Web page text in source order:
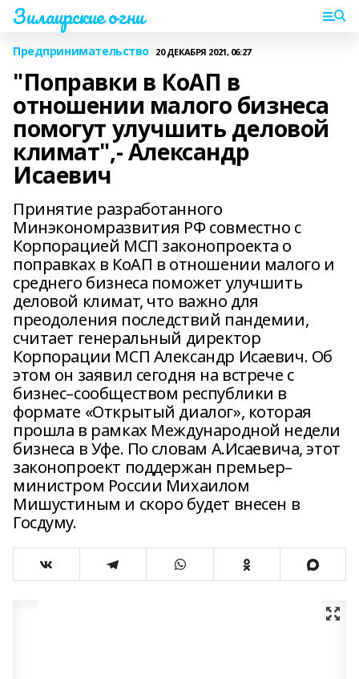
Зилаирские огни
Предпринимательство 20 ДЕКАБРЯ 2021, 06:27
"Поправки в КоАП в
отношении малого бизнеса
помогут улучшить деловой
климат",- Александр
Исаевич
Принятие разработанного
Минэкономразвития РФ совместно с
Корпорацией МСП законопроекта о
поправках в КоАП в отношении малого и
среднего бизнеса поможет улучшить
деловой климат, что важно для
преодоления последствий пандемии,
считает генеральный директор
Корпорации МСП Александр Исаевич. Об
этом он заявил сегодня на встрече с
бизнес–сообществом республики в
формате «Открытый диалог», которая
прошла в рамках Международной недели
бизнеса в Уфе. По словам А.Исаевича, этот
законопроект поддержан премьер–
министром России Михаилом
Мишустиным и скоро будет внесен в
Госдуму.